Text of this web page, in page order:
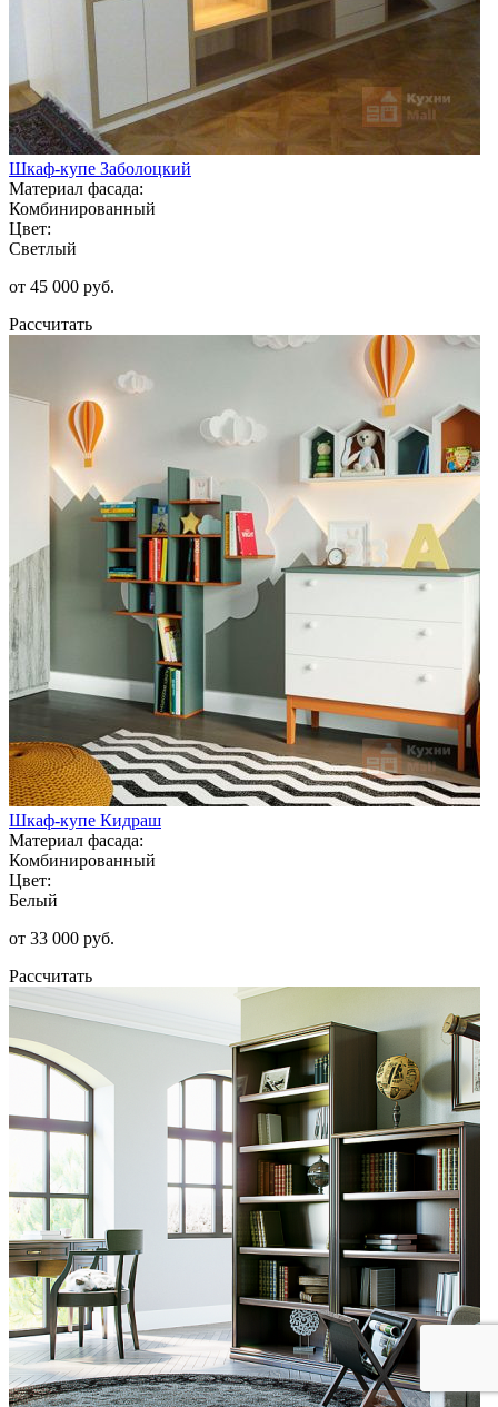
Шкаф-купе Заболоцкий
Материал фасада:
Комбинированный
Цвет:
Светлый
от 45 000 руб.
Рассчитать
Шкаф-купе Кидраш
Материал фасада:
Комбинированный
Цвет:
Белый
от 33 000 руб.
Рассчитать